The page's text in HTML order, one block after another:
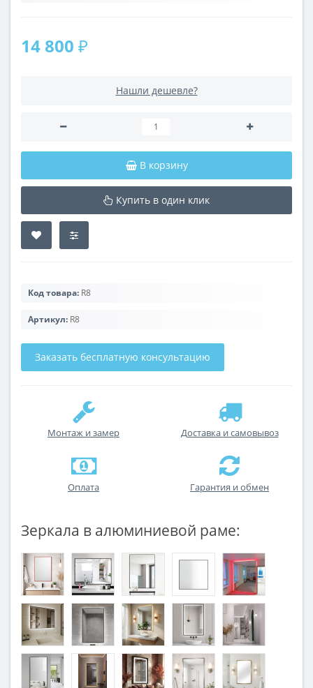
14 800 ₽
Нашли дешевле?
В корзину
Купить в один клик
Код товара: R8
Артикул: R8
Заказать бесплатную консультацию
Монтаж и замер Доставка и самовывоз
Оплата Гарантия и обмен
Зеркала в алюминиевой раме: